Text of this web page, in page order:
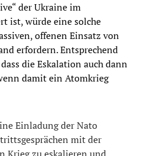
der Ukraine im
ist, würde eine solche
offenen Einsatz von
erfordern. Entsprechend
die Eskalation auch dann
damit ein Atomkrieg
Einladung der Nato
mit der